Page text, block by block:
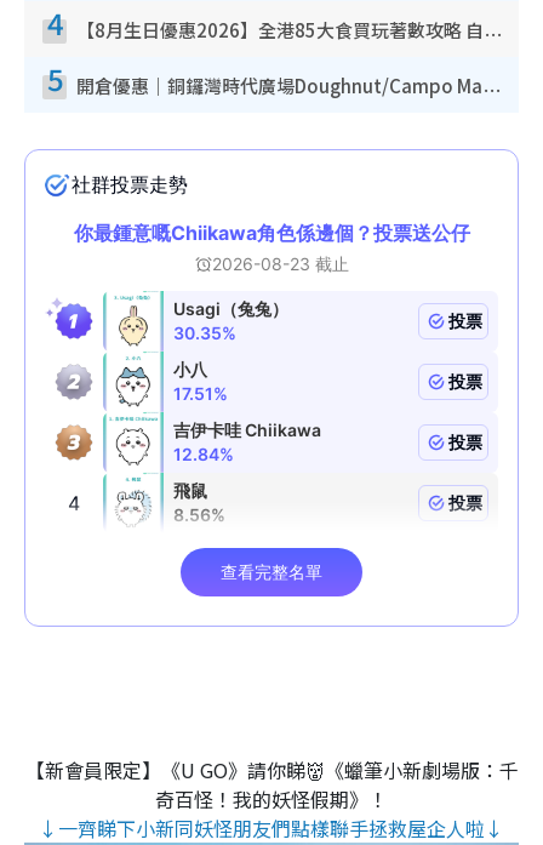
4 【8月生日優惠2026】全港85大食買玩著數攻略 自助餐/火鍋放題同行免費＋誠品/DONKI送現金券
5 開倉優惠｜銅鑼灣時代廣場Doughnut/Campo Marzio開倉低至1折！背囊、書包、手袋劈價$200起
【新會員限定】《U GO》請你睇👹《蠟筆小新劇場版：千
奇百怪！我的妖怪假期》！
↓一齊睇下小新同妖怪朋友們點樣聯手拯救屋企人啦↓